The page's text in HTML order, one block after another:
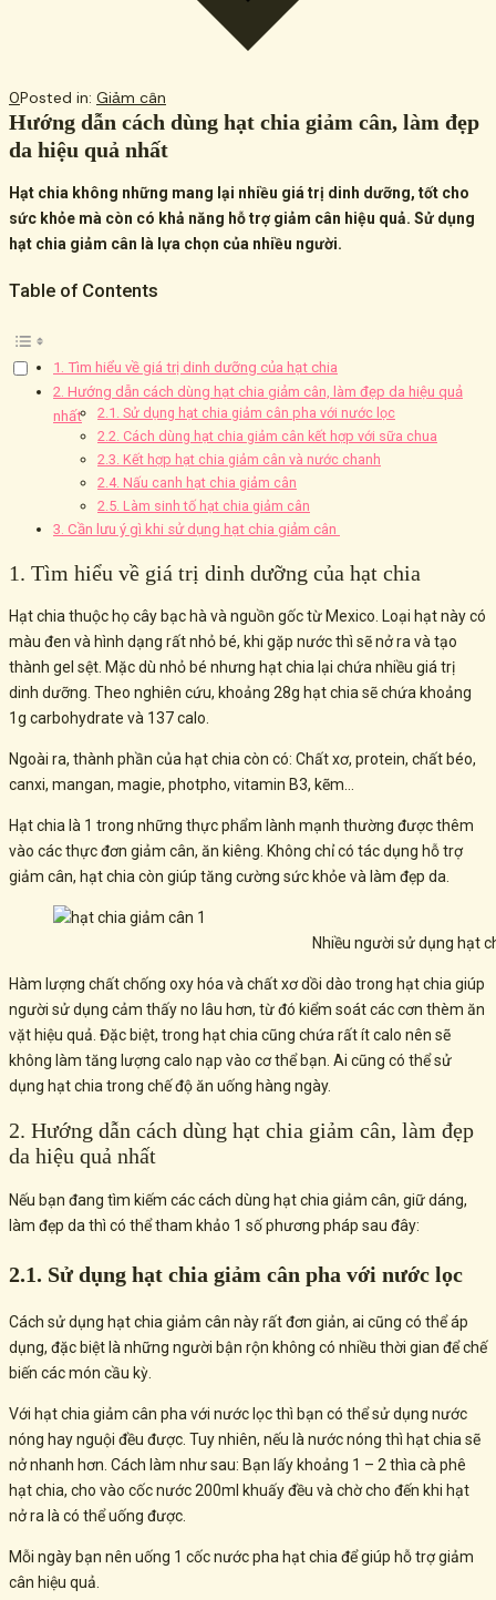
0Posted in: Giảm cân
Hướng dẫn cách dùng hạt chia giảm cân, làm đẹp
da hiệu quả nhất
Hạt chia không những mang lại nhiều giá trị dinh dưỡng, tốt cho
sức khỏe mà còn có khả năng hỗ trợ giảm cân hiệu quả. Sử dụng
hạt chia giảm cân là lựa chọn của nhiều người.
Table of Contents
1. Tìm hiểu về giá trị dinh dưỡng của hạt chia
2. Hướng dẫn cách dùng hạt chia giảm cân, làm đẹp da hiệu quả
nhất
2.1. Sử dụng hạt chia giảm cân pha với nước lọc
2.2. Cách dùng hạt chia giảm cân kết hợp với sữa chua
2.3. Kết hợp hạt chia giảm cân và nước chanh
2.4. Nấu canh hạt chia giảm cân
2.5. Làm sinh tố hạt chia giảm cân
3. Cần lưu ý gì khi sử dụng hạt chia giảm cân
1. Tìm hiểu về giá trị dinh dưỡng của hạt chia
Hạt chia thuộc họ cây bạc hà và nguồn gốc từ Mexico. Loại hạt này có
màu đen và hình dạng rất nhỏ bé, khi gặp nước thì sẽ nở ra và tạo
thành gel sệt. Mặc dù nhỏ bé nhưng hạt chia lại chứa nhiều giá trị
dinh dưỡng. Theo nghiên cứu, khoảng 28g hạt chia sẽ chứa khoảng
1g carbohydrate và 137 calo.
Ngoài ra, thành phần của hạt chia còn có: Chất xơ, protein, chất béo,
canxi, mangan, magie, photpho, vitamin B3, kẽm…
Hạt chia là 1 trong những thực phẩm lành mạnh thường được thêm
vào các thực đơn giảm cân, ăn kiêng. Không chỉ có tác dụng hỗ trợ
giảm cân, hạt chia còn giúp tăng cường sức khỏe và làm đẹp da.
Nhiều người sử dụng hạt
Hàm lượng chất chống oxy hóa và chất xơ dồi dào trong hạt chia giúp
người sử dụng cảm thấy no lâu hơn, từ đó kiểm soát các cơn thèm ăn
vặt hiệu quả. Đặc biệt, trong hạt chia cũng chứa rất ít calo nên sẽ
không làm tăng lượng calo nạp vào cơ thể bạn. Ai cũng có thể sử
dụng hạt chia trong chế độ ăn uống hàng ngày.
2. Hướng dẫn cách dùng hạt chia giảm cân, làm đẹp
da hiệu quả nhất
Nếu bạn đang tìm kiếm các cách dùng hạt chia giảm cân, giữ dáng,
làm đẹp da thì có thể tham khảo 1 số phương pháp sau đây:
2.1. Sử dụng hạt chia giảm cân pha với nước lọc
Cách sử dụng hạt chia giảm cân này rất đơn giản, ai cũng có thể áp
dụng, đặc biệt là những người bận rộn không có nhiều thời gian để chế
biến các món cầu kỳ.
Với hạt chia giảm cân pha với nước lọc thì bạn có thể sử dụng nước
nóng hay nguội đều được. Tuy nhiên, nếu là nước nóng thì hạt chia sẽ
nở nhanh hơn. Cách làm như sau: Bạn lấy khoảng 1 – 2 thìa cà phê
hạt chia, cho vào cốc nước 200ml khuấy đều và chờ cho đến khi hạt
nở ra là có thể uống được.
Mỗi ngày bạn nên uống 1 cốc nước pha hạt chia để giúp hỗ trợ giảm
cân hiệu quả.